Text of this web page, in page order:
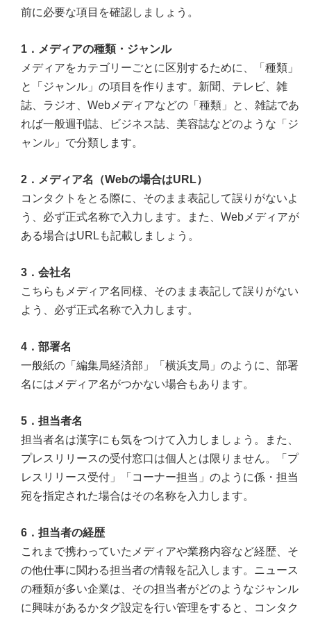
前に必要な項目を確認しましょう。
1．メディアの種類・ジャンル
メディアをカテゴリーごとに区別するために、「種類」
と「ジャンル」の項目を作ります。新聞、テレビ、雑
誌、ラジオ、Webメディアなどの「種類」と、雑誌であ
れば一般週刊誌、ビジネス誌、美容誌などのような「ジ
ャンル」で分類します。
2．メディア名（Webの場合はURL）
コンタクトをとる際に、そのまま表記して誤りがないよ
う、必ず正式名称で入力します。また、Webメディアが
ある場合はURLも記載しましょう。
3．会社名
こちらもメディア名同様、そのまま表記して誤りがない
よう、必ず正式名称で入力します。
4．部署名
一般紙の「編集局経済部」「横浜支局」のように、部署
名にはメディア名がつかない場合もあります。
5．担当者名
担当者名は漢字にも気をつけて入力しましょう。また、
プレスリリースの受付窓口は個人とは限りません。「プ
レスリリース受付」「コーナー担当」のように係・担当
宛を指定された場合はその名称を入力します。
6．担当者の経歴
これまで携わっていたメディアや業務内容など経歴、そ
の他仕事に関わる担当者の情報を記入します。ニュース
の種類が多い企業は、その担当者がどのようなジャンル
に興味があるかタグ設定を行い管理をすると、コンタク